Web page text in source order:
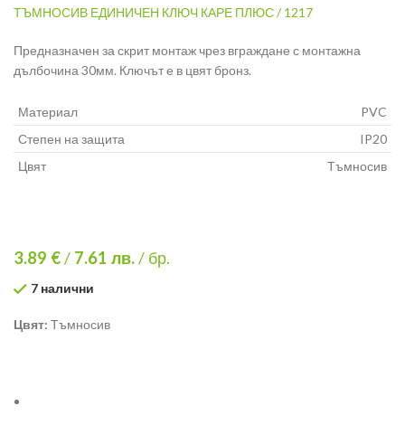
ТЪМНОСИВ ЕДИНИЧЕН КЛЮЧ КАРЕ ПЛЮС / 1217
Предназначен за скрит монтаж чрез вграждане с монтажна
дълбочина 30мм. Ключът е в цвят бронз.
Материал
PVC
Степен на защита
IP20
Цвят
Тъмносив
3.89 €/ 7.61 лв./ бр.
7 налични
Цвят: Тъмносив